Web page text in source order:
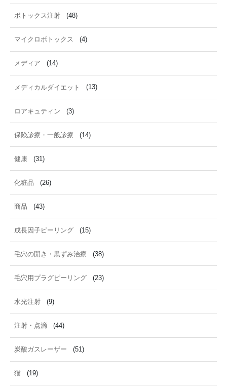
ボトックス注射 (48)
マイクロボトックス (4)
メディア (14)
メディカルダイエット (13)
ロアキュティン (3)
保険診療・一般診療 (14)
健康 (31)
化粧品 (26)
商品 (43)
成長因子ピーリング (15)
毛穴の開き・黒ずみ治療 (38)
毛穴用プラグピーリング (23)
水光注射 (9)
注射・点滴 (44)
炭酸ガスレーザー (51)
猫 (19)